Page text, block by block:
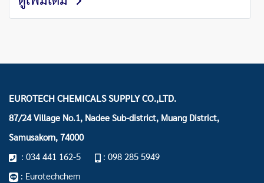
EUROTECH CHEMICALS SUPPLY CO.,LTD.
87/24 Village No.1, Nadee Sub-district, Muang District,
Samusakorn, 74000
: 034 441 162-5 : 098 285 5949
: Eurotechchem